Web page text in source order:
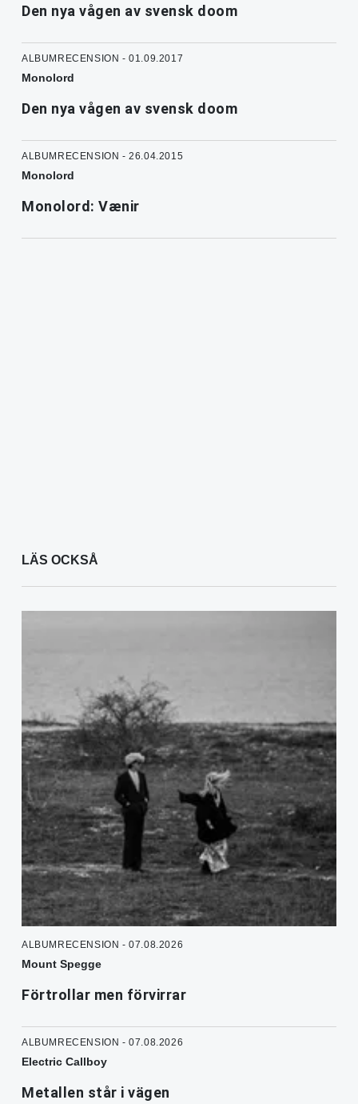
Den nya vågen av svensk doom
ALBUMRECENSION - 01.09.2017
Monolord
Den nya vågen av svensk doom
ALBUMRECENSION - 26.04.2015
Monolord
Monolord: Vænir
LÄS OCKSÅ
ALBUMRECENSION - 07.08.2026
Mount Spegge
Förtrollar men förvirrar
ALBUMRECENSION - 07.08.2026
Electric Callboy
Metallen står i vägen